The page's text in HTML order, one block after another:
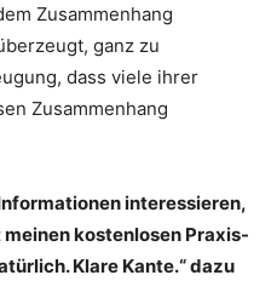
Zusammenhang
ganz zu
dass viele ihrer
Zusammenhang
interessieren,
kostenlosen Praxis-
Klare Kante.“ dazu